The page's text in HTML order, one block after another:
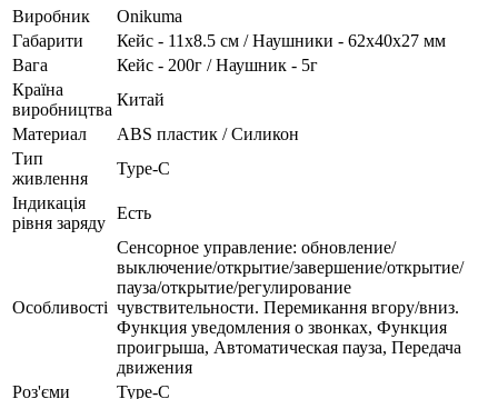
Виробник
Onikuma
Габарити
Кейс - 11x8.5 см / Наушники - 62х40х27 мм
Вага
Кейс - 200г / Наушник - 5г
Країна
виробництва
Китай
Материал
ABS пластик / Силикон
Тип
живлення
Type-C
Індикація
рівня заряду
Есть
Особливості
Сенсорное управление: обновление/
выключение/открытие/завершение/открытие/
пауза/открытие/регулирование
чувствительности. Перемикання вгору/вниз.
Функция уведомления о звонках, Функция
проигрыша, Автоматическая пауза, Передача
движения
Роз'єми
Type-C